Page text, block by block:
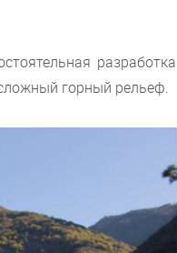
разработка
горный рельеф.